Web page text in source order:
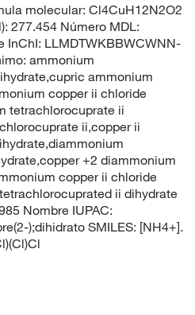
molecular: Cl4CuH12N2O2
277.454 Número MDL:
InChI: LLMDTWKBBWCWNN-
ammonium
ammonium
copper ii chloride
tetrachlorocuprate ii
ii,copper ii
+2 diammonium
copper ii chloride
ii dihydrate
Nombre IUPAC:
);dihidrato SMILES: [NH4+].